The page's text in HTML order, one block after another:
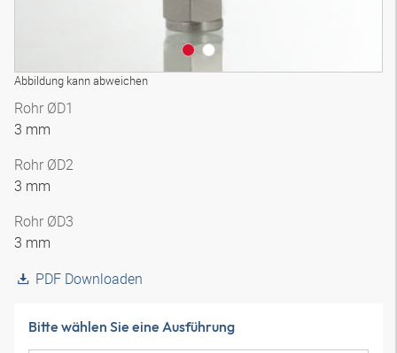
Abbildung kann abweichen
Rohr ØD1
3 mm
Rohr ØD2
3 mm
Rohr ØD3
3 mm
PDF Downloaden
Bitte wählen Sie eine Ausführung